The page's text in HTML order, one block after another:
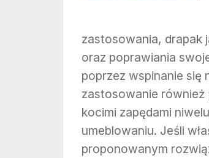
zastosowania, drapak
oraz poprawiania
poprzez wspinanie się
zastosowanie również
kocimi zapędami
umeblowaniu. Jeśli
proponowanym